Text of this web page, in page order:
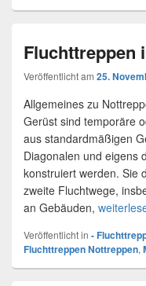
Fluchttreppen
Veröffentlicht am 25.
Allgemeines zu
Gerüst sind temporäre
aus standardmäßigen
Diagonalen und eigens
konstruiert werden. Sie
zweite Fluchtwege,
an Gebäuden,
Veröffentlicht in -
Fluchttreppen Nottreppen,